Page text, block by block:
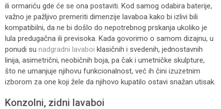
ili ormariću gde će se ona postaviti. Kod samog odabira baterije,
važno je pažljivo premeriti dimenzije lavaboa kako bi izlivi bili
kompatibilni, da ne bi došlo do nepotrebnog prskanja ukoliko je
lula predugačna ili previsoka. Kada govorimo o samom dizajnu, u
ponudi su nadgradni lavaboi klasičnih i svedenih, jednostavnih
linija, asimetrični, neobičnih boja, pa čak i umetničke skulpture,
što ne umanjuje njihovu funkcionalnost, već ih čini izuzetnim
izborom za one koji žele da njihovo kupatilo ostavi snažan utisak.
Konzolni, zidni lavaboi